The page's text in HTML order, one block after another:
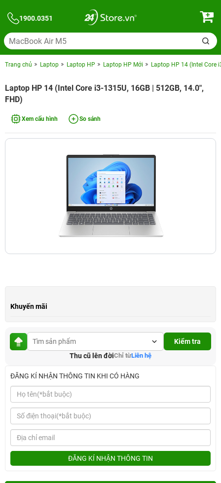
1900.0351
Trang chủ Laptop Laptop HP Laptop HP Mới Laptop HP 14 (Intel Core
Laptop HP 14 (Intel Core i3-1315U, 16GB | 512GB, 14.0",
FHD)
Xem cấu hình So sánh
Khuyến mãi
Kiểm tra
Thu cũ lên đờiChỉ từLiên hệ
ĐĂNG KÍ NHẬN THÔNG TIN KHI CÓ HÀNG
ĐĂNG KÍ NHẬN THÔNG TIN